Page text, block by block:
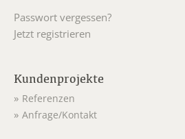
Passwort vergessen?
Jetzt registrieren
Kundenprojekte
Referenzen
Anfrage/Kontakt